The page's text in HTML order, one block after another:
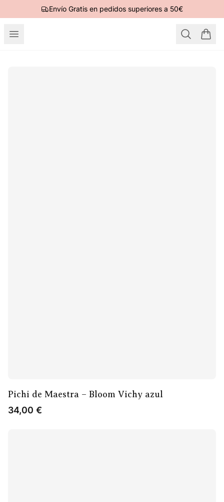
Envío Gratis en pedidos superiores a 50€
Pichi de Maestra – Bloom Vichy azul
34,00 €